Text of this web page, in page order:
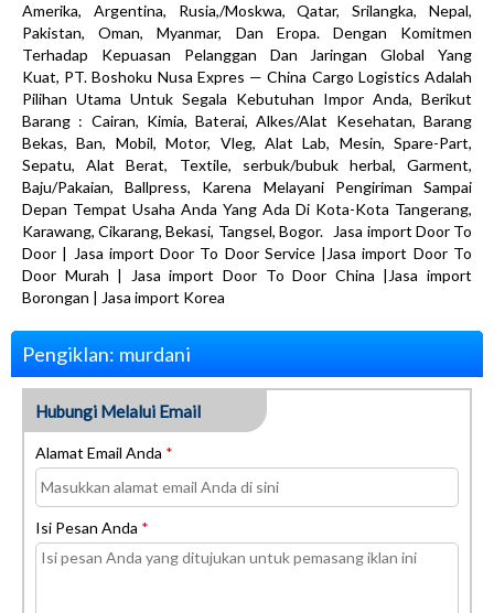
Amerika, Argentina, Rusia,/Moskwa, Qatar, Srilangka, Nepal,
Pakistan, Oman, Myanmar, Dan Eropa. Dengan Komitmen
Terhadap Kepuasan Pelanggan Dan Jaringan Global Yang
Kuat, PT. Boshoku Nusa Expres — China Cargo Logistics Adalah
Pilihan Utama Untuk Segala Kebutuhan Impor Anda, Berikut
Barang : Cairan, Kimia, Baterai, Alkes/Alat Kesehatan, Barang
Bekas, Ban, Mobil, Motor, Vleg, Alat Lab, Mesin, Spare-Part,
Sepatu, Alat Berat, Textile, serbuk/bubuk herbal, Garment,
Baju/Pakaian, Ballpress, Karena Melayani Pengiriman Sampai
Depan Tempat Usaha Anda Yang Ada Di Kota-Kota Tangerang,
Karawang, Cikarang, Bekasi, Tangsel, Bogor. Jasa import Door To
Door | Jasa import Door To Door Service |Jasa import Door To
Door Murah | Jasa import Door To Door China |Jasa import
Borongan | Jasa import Korea
Pengiklan: murdani
Hubungi Melalui Email
Alamat Email Anda *
Isi Pesan Anda *